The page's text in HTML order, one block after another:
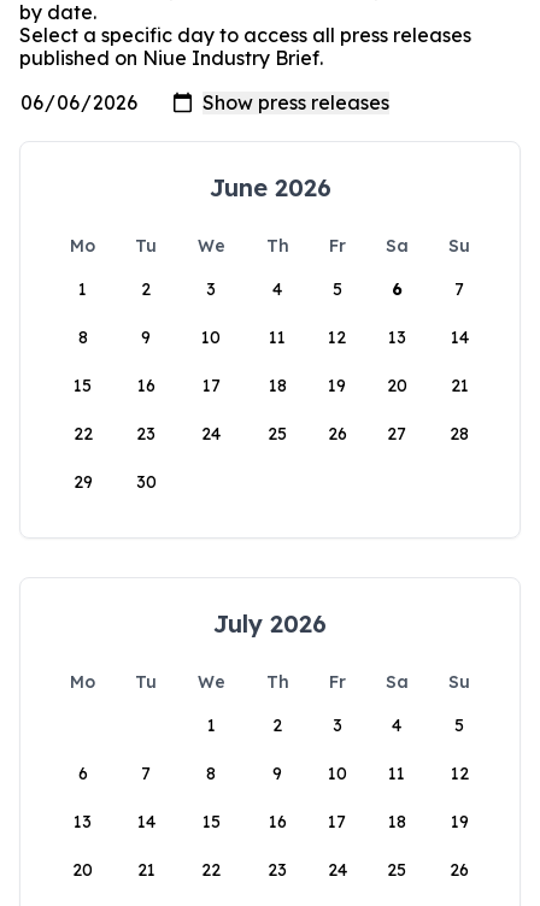
by date.
Select a specific day to access all press releases
published on Niue Industry Brief.
June 2026
Mo Tu We Th Fr Sa
Su
1
2 3 4 5 6 7
8 9 10 11 12 13 14
15 16 17 18 19 20 21
22 23 24 25 26 27 28
29 30
July 2026
Mo Tu We Th Fr Sa
Su
1
2 3 4 5
6 7 8 9 10 11 12
13 14 15 16 17 18 19
20 21 22 23 24 25 26